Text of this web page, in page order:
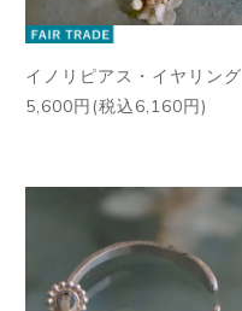
イノリピアス・イヤリング
5,600円(税込6,160円)